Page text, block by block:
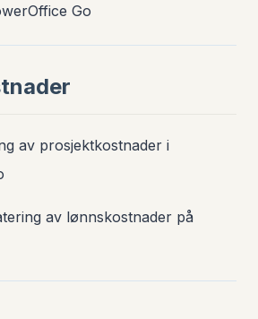
Go
av prosjektkostnader i
av lønnskostnader på